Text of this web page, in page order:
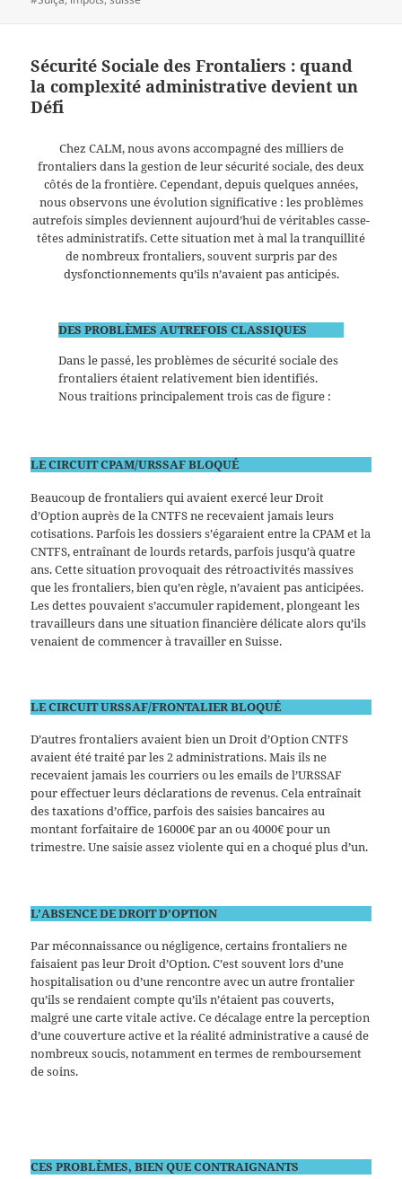
Sécurité Sociale des Frontaliers : quand
la complexité administrative devient un
Défi
Chez CALM, nous avons accompagné des milliers de
frontaliers dans la gestion de leur sécurité sociale, des deux
côtés de la frontière. Cependant, depuis quelques années,
nous observons une évolution significative : les problèmes
autrefois simples deviennent aujourd’hui de véritables casse-
têtes administratifs. Cette situation met à mal la tranquillité
de nombreux frontaliers, souvent surpris par des
dysfonctionnements qu’ils n’avaient pas anticipés.
DES PROBLÈMES AUTREFOIS CLASSIQUES
Dans le passé, les problèmes de sécurité sociale des
frontaliers étaient relativement bien identifiés.
Nous traitions principalement trois cas de figure :
LE CIRCUIT CPAM/URSSAF BLOQUÉ
Beaucoup de frontaliers qui avaient exercé leur Droit
d’Option auprès de la CNTFS ne recevaient jamais leurs
cotisations. Parfois les dossiers s’égaraient entre la CPAM et la
CNTFS, entraînant de lourds retards, parfois jusqu’à quatre
ans. Cette situation provoquait des rétroactivités massives
que les frontaliers, bien qu’en règle, n’avaient pas anticipées.
Les dettes pouvaient s’accumuler rapidement, plongeant les
travailleurs dans une situation financière délicate alors qu’ils
venaient de commencer à travailler en Suisse.
LE CIRCUIT URSSAF/FRONTALIER BLOQUÉ
D’autres frontaliers avaient bien un Droit d’Option CNTFS
avaient été traité par les 2 administrations. Mais ils ne
recevaient jamais les courriers ou les emails de l’URSSAF
pour effectuer leurs déclarations de revenus. Cela entraînait
des taxations d’office, parfois des saisies bancaires au
montant forfaitaire de 16000€ par an ou 4000€ pour un
trimestre. Une saisie assez violente qui en a choqué plus d’un.
L’ABSENCE DE DROIT D’OPTION
Par méconnaissance ou négligence, certains frontaliers ne
faisaient pas leur Droit d’Option. C’est souvent lors d’une
hospitalisation ou d’une rencontre avec un autre frontalier
qu’ils se rendaient compte qu’ils n’étaient pas couverts,
malgré une carte vitale active. Ce décalage entre la perception
d’une couverture active et la réalité administrative a causé de
nombreux soucis, notamment en termes de remboursement
de soins.
CES PROBLÈMES, BIEN QUE CONTRAIGNANTS